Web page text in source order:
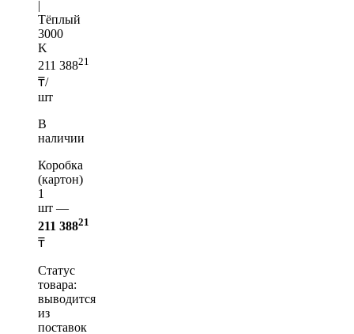
|
Тёплый
3000
K
211 38821
₸/
шт
В
наличии
Коробка
(картон)
1
шт —
211 38821
₸
Статус
товара:
выводится
из
поставок